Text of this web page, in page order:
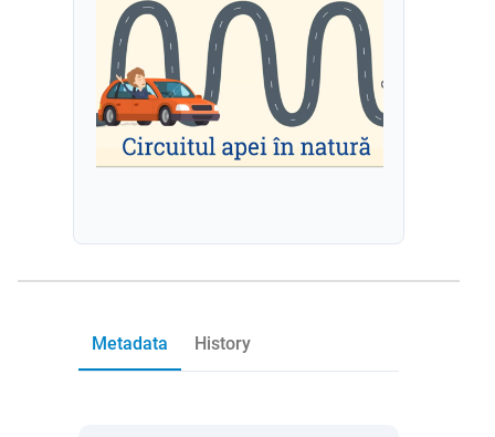
Metadata History